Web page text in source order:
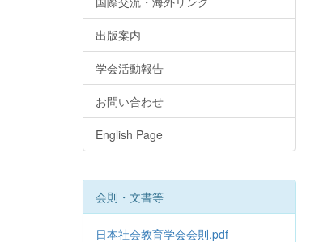
出版案内
学会活動報告
お問い合わせ
English Page
会則・文書等
日本社会教育学会会則.pdf